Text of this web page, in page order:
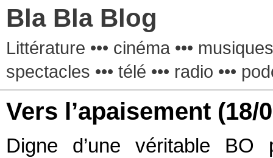
Bla Bla Blog
Littérature ••• cinéma •••
spectacles ••• télé ••• radio •••
Vers l’apaisement (18/
Digne d’une véritable